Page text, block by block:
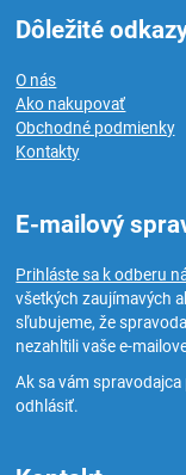
Dôležité
O nás
Ako nakupovať
Obchodné podmienky
Kontakty
E-mailový
Prihláste sa k odberu
všetkých zaujímavých
sľubujeme, že
nezahltili vaše e-
Ak sa vám
odhlásiť.